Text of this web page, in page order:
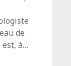
de
est, à…